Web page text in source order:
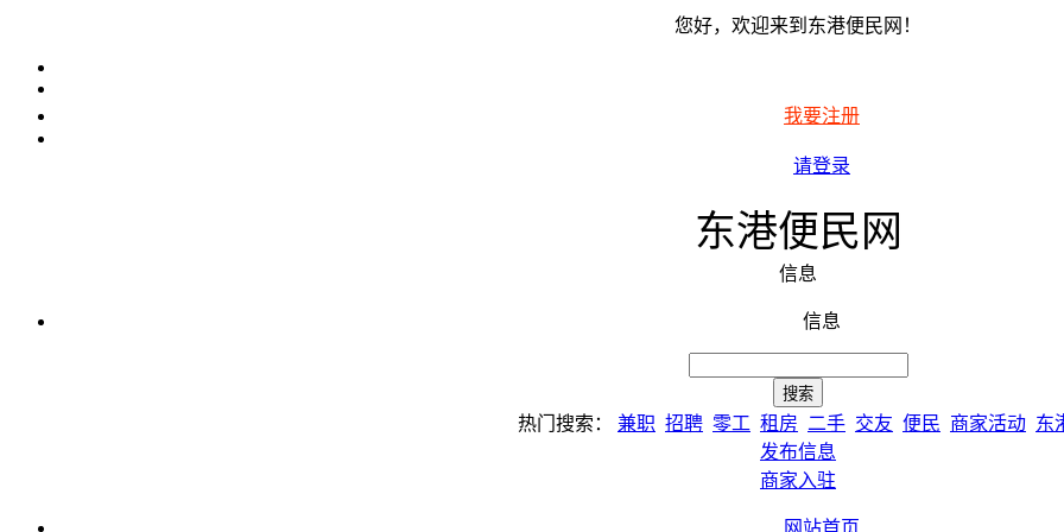
您好，欢迎来到东港便民网！
我要注册
请登录
东港便民网
信息
信息
热门搜索： 兼职 招聘 零工 租房 二手 交友 便民 商家活动 东
发布信息
商家入驻
网站首页